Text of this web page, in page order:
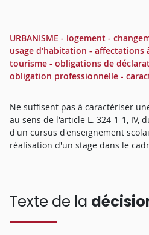
URBANISME - logement -
usage d'habitation - affectations
tourisme - obligations de
obligation professionnelle -
Ne suffisent pas à caractériser
au sens de l'article L. 324-1-1, IV,
d'un cursus d'enseignement
réalisation d'un stage dans le
Texte de la